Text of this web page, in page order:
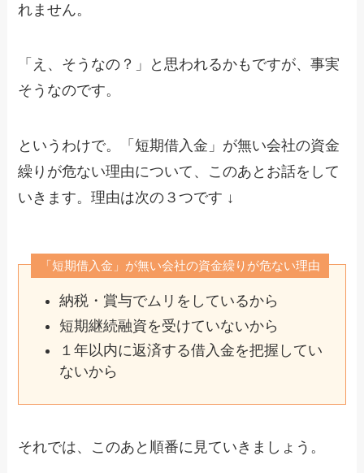
れません。
「え、そうなの？」と思われるかもですが、事実
そうなのです。
というわけで。「短期借入金」が無い会社の資金
繰りが危ない理由について、このあとお話をして
いきます。理由は次の３つです ↓
「短期借入金」が無い会社の資金繰りが危ない理由
納税・賞与でムリをしているから
短期継続融資を受けていないから
１年以内に返済する借入金を把握してい
ないから
それでは、このあと順番に見ていきましょう。